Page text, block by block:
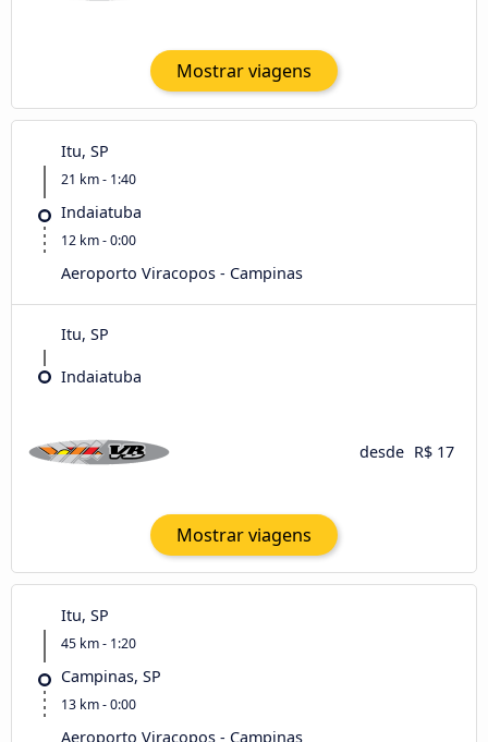
Mostrar viagens
Itu, SP
21 km - 1:40
Indaiatuba
12 km - 0:00
Aeroporto Viracopos - Campinas
Itu, SP
Indaiatuba
desde R$ 17
Mostrar viagens
Itu, SP
45 km - 1:20
Campinas, SP
13 km - 0:00
Aeroporto Viracopos - Campinas